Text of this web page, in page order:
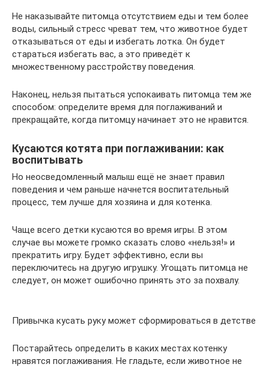
Не наказывайте питомца отсутствием еды и тем более
воды, сильный стресс чреват тем, что животное будет
отказываться от еды и избегать лотка. Он будет
стараться избегать вас, а это приведёт к
множественному расстройству поведения.
Наконец, нельзя пытаться успокаивать питомца тем же
способом: определите время для поглаживаний и
прекращайте, когда питомцу начинает это не нравится.
Кусаются котята при поглаживании: как
воспитывать
Но неосведомленный малыш ещё не знает правил
поведения и чем раньше начнется воспитательный
процесс, тем лучше для хозяина и для котенка.
Чаще всего детки кусаются во время игры. В этом
случае вы можете громко сказать слово «нельзя!» и
прекратить игру. Будет эффективно, если вы
переключитесь на другую игрушку. Угощать питомца не
следует, он может ошибочно принять это за похвалу.
Привычка кусать руку может сформироваться в детстве
Постарайтесь определить в каких местах котенку
нравятся поглаживания. Не гладьте, если животное не